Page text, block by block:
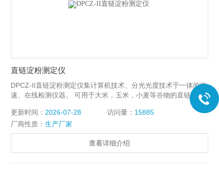
直链淀粉测定仪
DPCZ-II直链淀粉测定仪集计算机技术、分光光度技术于一体的快
速、在线检测仪器。 可用于大米，玉米，小麦等谷物的直链淀粉
品质的快速、在线检测，也可用来测试和评价进口大米的品质。
更新时间： 2026-07-28 访问量： 15885
厂商性质：生产厂家
查看详细介绍